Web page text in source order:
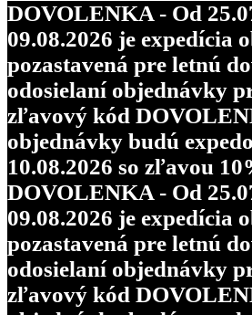
DOVOLENKA - Od
09.08.2026 je expedícia
pozastavená pre letnú
odosielaní objednávky
zľavový kód
objednávky budú
10.08.2026 so zľavou
DOVOLENKA - Od
09.08.2026 je expedícia
pozastavená pre letnú
odosielaní objednávky
zľavový kód